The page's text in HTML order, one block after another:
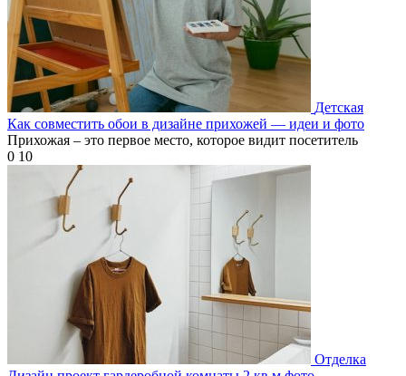
Детская
Как совместить обои в дизайне прихожей — идеи и фото
Прихожая – это первое место, которое видит посетитель
0 10
Отделка